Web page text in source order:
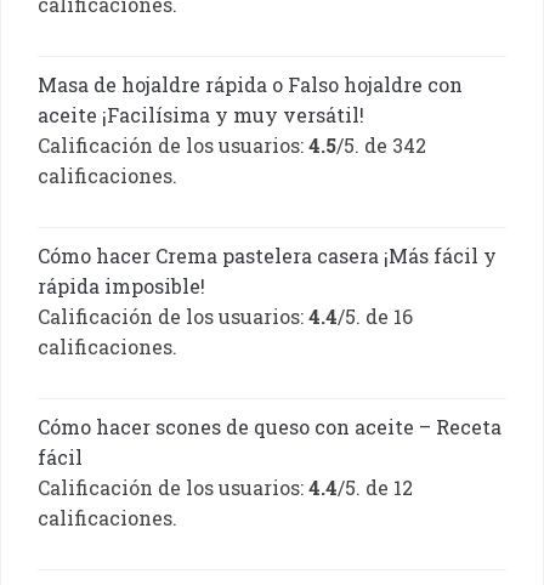
Masa de hojaldre rápida o Falso hojaldre con
aceite ¡Facilísima y muy versátil!
Calificación de los usuarios:4.5/5. de 342
calificaciones.
Cómo hacer Crema pastelera casera ¡Más fácil y
rápida imposible!
Calificación de los usuarios:4.4/5. de 16
calificaciones.
Cómo hacer scones de queso con aceite – Receta
fácil
Calificación de los usuarios:4.4/5. de 12
calificaciones.